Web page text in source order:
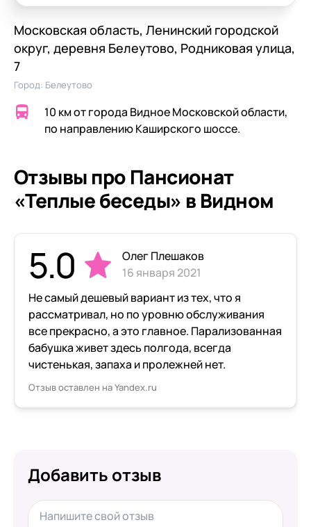
Московская область, Ленинский городской
округ, деревня Белеутово, Родниковая улица,
7
Город: Белеутово
10 км от города Видное Московской области,
по направлению Каширского шоссе.
Отзывы про Пансионат
«Теплые беседы» в Видном
5.0
Олег Плешаков
16 января 2021
Не самый дешевый вариант из тех, что я
рассматривал, но по уровню обслуживания
все прекрасно, а это главное. Парализованная
бабушка живет здесь полгода, всегда
чистенькая, запаха и пролежней нет.
Отзыв оставлен на Yandex.ru
Добавить отзыв